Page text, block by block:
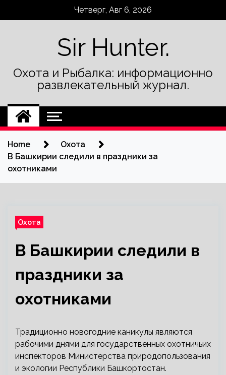
Четверг, Авг 6, 2026
Sir Hunter.
Охота и Рыбалка: информационно
развлекательный журнал.
Home
Охота
В Башкирии следили в праздники за
охотниками
Охота
В Башкирии следили в
праздники за
охотниками
Традиционно новогодние каникулы являются
рабочими днями для государственных охотничьих
инспекторов Министерства природопользования
и экологии Республики Башкортостан.